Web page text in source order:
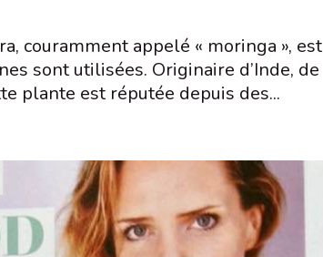
couramment appelé « moringa », est
sont utilisées. Originaire d’Inde, de
plante est réputée depuis des...